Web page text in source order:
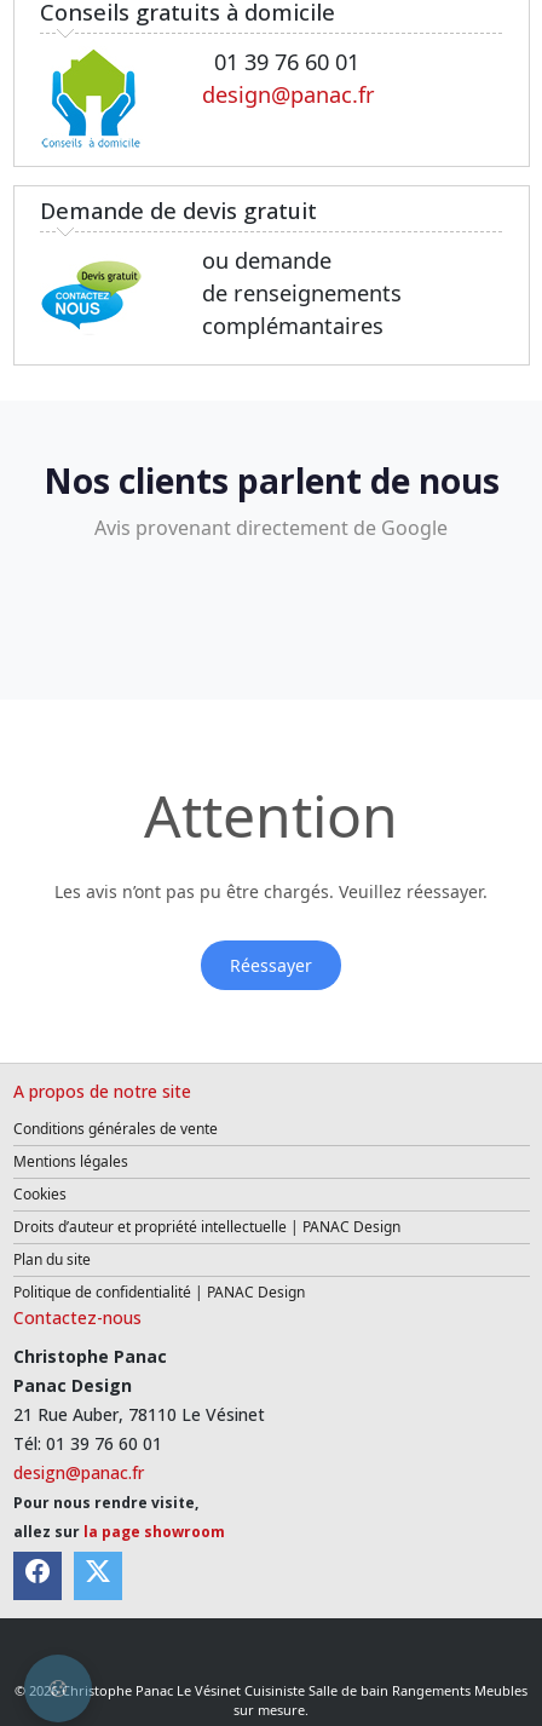
Conseils gratuits à domicile
01 39 76 60 01
design@panac.fr
Demande de devis gratuit
ou demande
de renseignements
complémantaires
Nos clients parlent de nous
Avis provenant directement de Google
Attention
Les avis n’ont pas pu être chargés. Veuillez réessayer.
Réessayer
A propos de notre site
Conditions générales de vente
Mentions légales
Cookies
Droits d’auteur et propriété intellectuelle | PANAC Design
Plan du site
Politique de confidentialité | PANAC Design
Contactez-nous
Christophe Panac
Panac Design
21 Rue Auber, 78110 Le Vésinet
Tél: 01 39 76 60 01
design@panac.fr
Pour nous rendre visite,
allez sur la page showroom
© 2026 Christophe Panac Le Vésinet Cuisiniste Salle de bain Rangements Meubles
sur mesure.